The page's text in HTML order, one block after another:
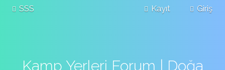
SSS Giriş
Kayıt
Kamp Yerleri Forum | Doğa